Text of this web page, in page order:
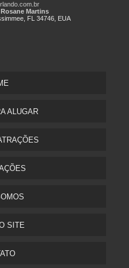
Rosane Martins
FL 34746, EUA
ALUGAR
SITE